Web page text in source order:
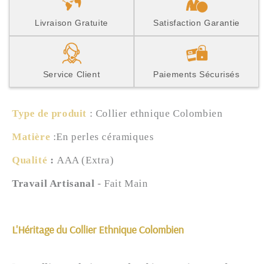
Livraison Gratuite Satisfaction Garantie
Service Client Paiements Sécurisés
Type de produit : Collier ethnique Colombien
Matière :En perles céramiques
Qualité : AAA (Extra)
Travail Artisanal - Fait Main
L'Héritage du Collier Ethnique Colombien